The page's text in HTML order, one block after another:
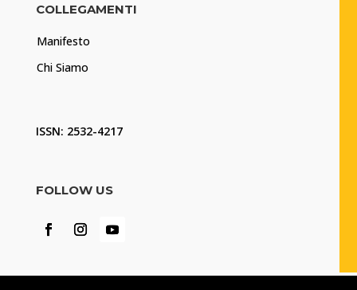
COLLEGAMENTI
Manifesto
Chi Siamo
ISSN: 2532-4217
FOLLOW US